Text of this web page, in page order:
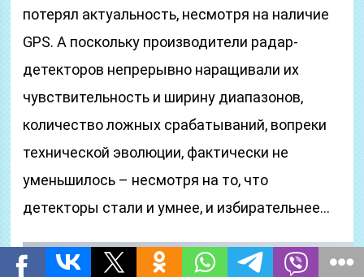
потерял актуальность, несмотря на наличие
GPS. А поскольку производители радар-
детекторов непрерывно наращивали их
чувствительность и ширину диапазонов,
количество ложных срабатываний, вопреки
технической эволюции, фактически не
уменьшилось – несмотря на то, что
детекторы стали и умнее, и избирательнее…